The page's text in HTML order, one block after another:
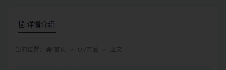
详情介绍